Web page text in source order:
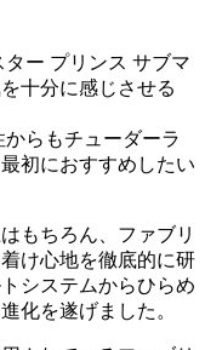
ー プリンス サブマ
十分に感じさせる
からもチューダーラ
初におすすめしたい
もちろん、ファブリ
け心地を徹底的に研
システムからひらめ
化を遂げました。